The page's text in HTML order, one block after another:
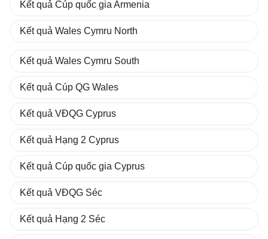
Kết quả Cúp quốc gia Armenia
Kết quả Wales Cymru North
Kết quả Wales Cymru South
Kết quả Cúp QG Wales
Kết quả VĐQG Cyprus
Kết quả Hạng 2 Cyprus
Kết quả Cúp quốc gia Cyprus
Kết quả VĐQG Séc
Kết quả Hạng 2 Séc